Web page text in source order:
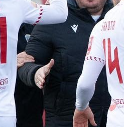
Ne radim
je savjest